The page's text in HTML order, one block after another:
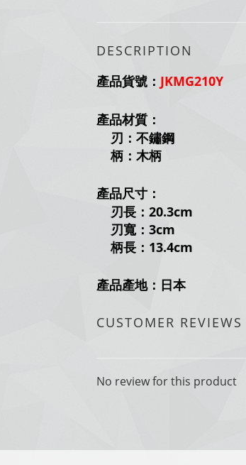
DESCRIPTION
產品貨號： JKMG210Y
產品材質：
刃：不鏽鋼
柄：木柄
產品尺寸：
刃長：20.3cm
刃寬：3cm
柄長：13.4cm
產品產地：日本
CUSTOMER REVIEWS
No review for this product